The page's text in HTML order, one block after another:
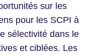
sur les
pour les SCPI à
sélectivité dans le
et ciblées. Les